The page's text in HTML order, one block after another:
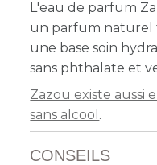
L'eau de parfum
un parfum naturel
une base soin
sans phthalate et
Zazou existe aussi
sans alcool .
CONSEILS